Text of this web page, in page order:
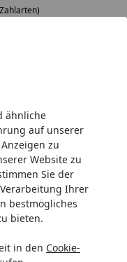
ähnliche
auf unserer
zu
Website zu
Sie der
Ihrer
bestmögliches
bieten.
in den Cookie-
Calw! Top Beratung!
grills.de
dem stationären
Daher eröffnen wir